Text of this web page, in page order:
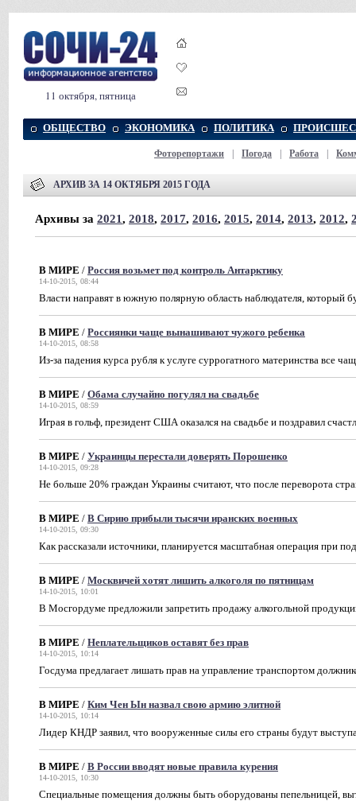
11 октября, пятница
ОБЩЕСТВО ЭКОНОМИКА ПОЛИТИКА
Фоторепортажи Погода Работа
АРХИВ ЗА 14 ОКТЯБРЯ 2015 ГОДА
Архивы за 2021, 2018, 2017, 2016, 2015, 2014, 2013, 2012,
В МИРЕ / Россия возьмет под контроль Антарктику
14-10-2015, 08:44
Власти направят в южную полярную область наблюдателя, который
В МИРЕ / Россиянки чаще вынашивают чужого ребенка
14-10-2015, 08:58
Из-за падения курса рубля к услуге суррогатного материнства все
В МИРЕ / Обама случайно погулял на свадьбе
14-10-2015, 08:59
Играя в гольф, президент США оказался на свадьбе и поздравил
В МИРЕ / Украинцы перестали доверять Порошенко
14-10-2015, 09:28
Не больше 20% граждан Украины считают, что после переворота
В МИРЕ / В Сирию прибыли тысячи иранских военных
14-10-2015, 09:30
Как рассказали источники, планируется масштабная операция при
В МИРЕ / Москвичей хотят лишить алкоголя по пятницам
14-10-2015, 10:01
В Мосгордуме предложили запретить продажу алкогольной
В МИРЕ / Неплательщиков оставят без прав
14-10-2015, 10:14
Госдума предлагает лишать прав на управление транспортом
В МИРЕ / Ким Чен Ын назвал свою армию элитной
14-10-2015, 10:14
Лидер КНДР заявил, что вооруженные силы его страны будут
В МИРЕ / В России вводят новые правила курения
14-10-2015, 10:30
Специальные помещения должны быть оборудованы пепельницей,